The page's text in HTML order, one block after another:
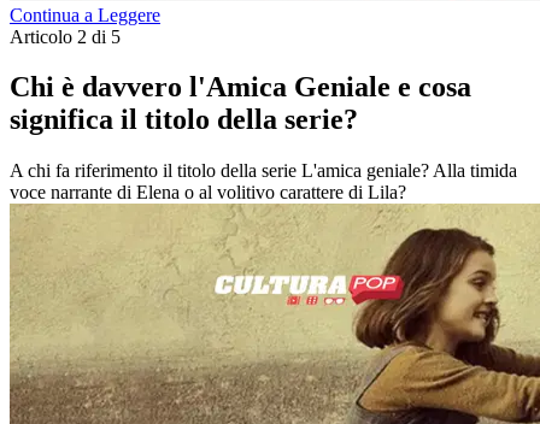
Continua a Leggere
Articolo 2 di 5
Chi è davvero l'Amica Geniale e cosa
significa il titolo della serie?
A chi fa riferimento il titolo della serie L'amica geniale? Alla timida
voce narrante di Elena o al volitivo carattere di Lila?